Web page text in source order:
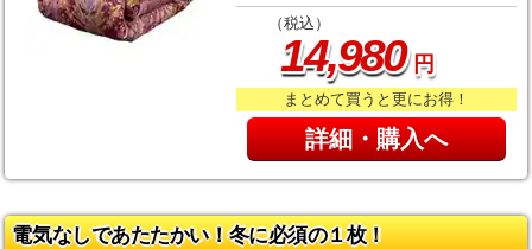
（税込）
14,980円
まとめて買うと更にお得！
詳細・購入へ
電気なしであたたかい！冬に必須の１枚！